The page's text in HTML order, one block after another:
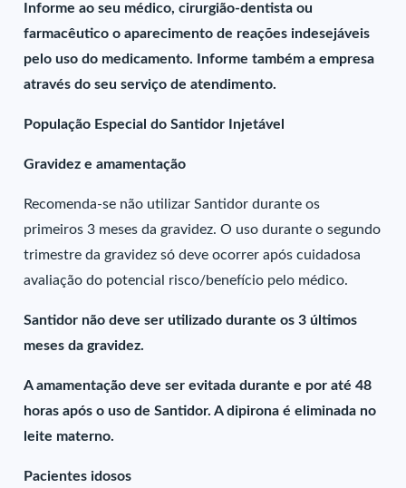
Informe ao seu médico, cirurgião-dentista ou
farmacêutico o aparecimento de reações indesejáveis
pelo uso do medicamento. Informe também a empresa
através do seu serviço de atendimento.
População Especial do Santidor Injetável
Gravidez e amamentação
Recomenda-se não utilizar Santidor durante os
primeiros 3 meses da gravidez. O uso durante o segundo
trimestre da gravidez só deve ocorrer após cuidadosa
avaliação do potencial risco/benefício pelo médico.
Santidor não deve ser utilizado durante os 3 últimos
meses da gravidez.
A amamentação deve ser evitada durante e por até 48
horas após o uso de Santidor. A dipirona é eliminada no
leite materno.
Pacientes idosos